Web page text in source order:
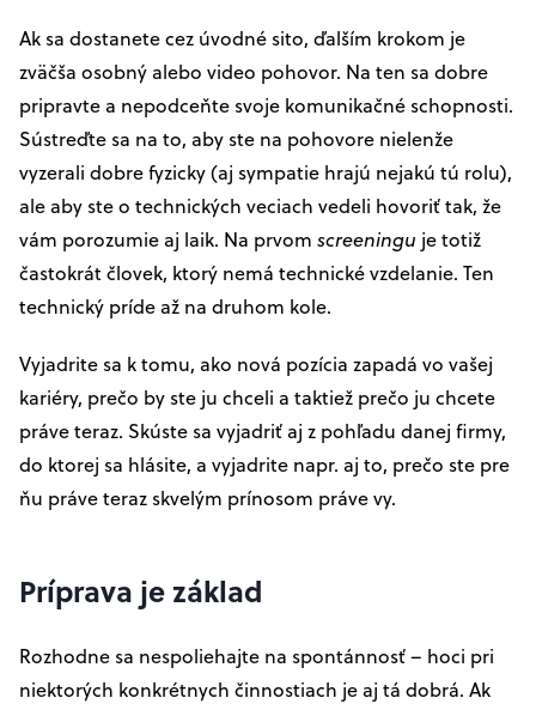
Ak sa dostanete cez úvodné sito, ďalším krokom je
zväčša osobný alebo video pohovor. Na ten sa dobre
pripravte a nepodceňte svoje komunikačné schopnosti.
Sústreďte sa na to, aby ste na pohovore nielenže
vyzerali dobre fyzicky (aj sympatie hrajú nejakú tú rolu),
ale aby ste o technických veciach vedeli hovoriť tak, že
vám porozumie aj laik. Na prvom screeningu je totiž
častokrát človek, ktorý nemá technické vzdelanie. Ten
technický príde až na druhom kole.
Vyjadrite sa k tomu, ako nová pozícia zapadá vo vašej
kariéry, prečo by ste ju chceli a taktiež prečo ju chcete
práve teraz. Skúste sa vyjadriť aj z pohľadu danej firmy,
do ktorej sa hlásite, a vyjadrite napr. aj to, prečo ste pre
ňu práve teraz skvelým prínosom práve vy.
Príprava je základ
Rozhodne sa nespoliehajte na spontánnosť – hoci pri
niektorých konkrétnych činnostiach je aj tá dobrá. Ak